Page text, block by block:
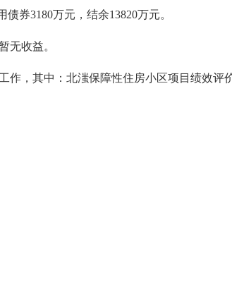
债券3180万元，结余13820万元。
无收益。
作，其中： 北滍保障性住房小区项目绩效评